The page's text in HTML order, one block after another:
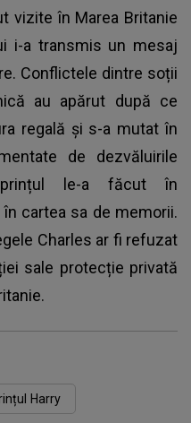
vizite în Marea Britanie
i-a transmis un mesaj
Conflictele dintre soții
au apărut după ce
regală și s-a mutat în
de dezvăluirile
le-a făcut în
cartea sa de memorii.
Charles ar fi refuzat
sale protecție privată
Harry